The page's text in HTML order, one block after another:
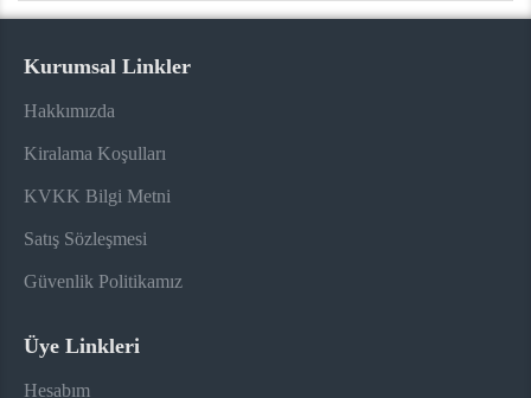
Kurumsal Linkler
Hakkımızda
Kiralama Koşulları
KVKK Bilgi Metni
Satış Sözleşmesi
Güvenlik Politikamız
Üye Linkleri
Hesabım